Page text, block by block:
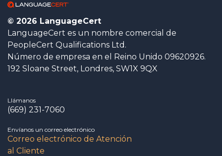
© 2026 LanguageCert
LanguageCert es un nombre comercial de
PeopleCert Qualifications Ltd.
Número de empresa en el Reino Unido 09620926.
192 Sloane Street, Londres, SW1X 9QX
Llámanos
(669) 231-7060
Envíanos un correo electrónico
Correo electrónico de Atención
al Cliente